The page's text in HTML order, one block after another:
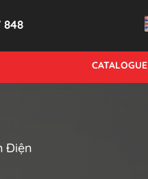
848
CATALOGUE
Điện